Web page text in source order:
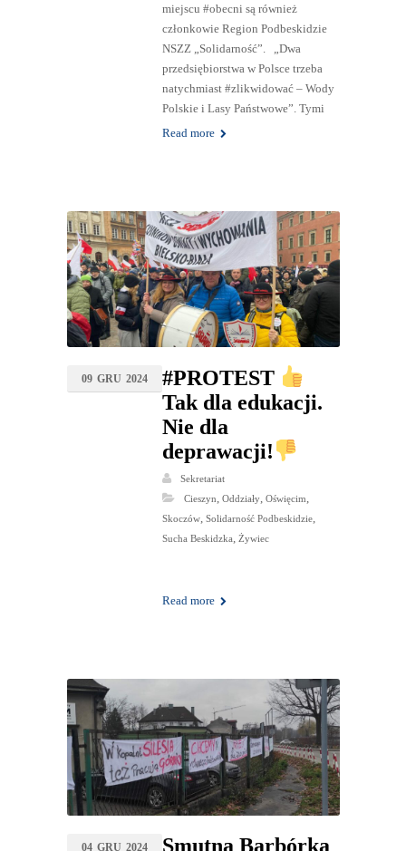
miejscu #obecni są również
członkowie Region Podbeskidzie
NSZZ „Solidarność”. „Dwa
przedsiębiorstwa w Polsce trzeba
natychmiast #zlikwidować – Wody
Polskie i Lasy Państwowe”. Tymi
Read more
09 GRU 2024
#PROTEST
Tak dla edukacji.
Nie dla
deprawacji!
Sekretariat
Cieszyn, Oddziały, Oświęcim,
Skoczów, Solidarność Podbeskidzie,
Sucha Beskidzka, Żywiec
Read more
04 GRU 2024 Smutna Barbórka